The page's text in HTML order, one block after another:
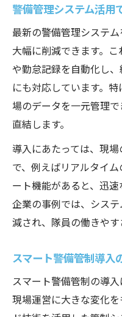
警備管理シス
警備ソフト活
法
スマート警備
警備業務に最
警備日報アプ
理不尽な負担を防
警備管理で理
警備現場の不
警備管制業務
警備員の声を
警備管理システム活用
最新の警備管理システ
大幅に削減できます。
や勤怠記録を自動化し
にも対応しています。
場のデータを一元管理
直結します。
導入にあたっては、現
で、例えばリアルタイ
ート機能があると、迅
企業の事例では、シス
減され、隊員の働きやす
スマート警備管制導入
スマート警備管制の導
現場運営に大きな変化